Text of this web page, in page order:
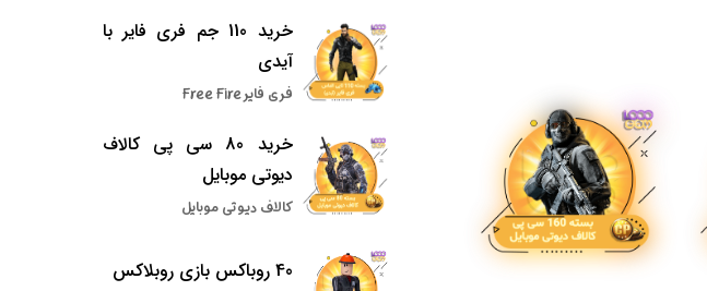
خرید 110 جم فری فایر با
آیدی
فری فایر Free Fire
خرید 80 سی پی کالاف
دیوتی موبایل
کالاف دیوتی موبایل
40 روباکس بازی روبلاکس